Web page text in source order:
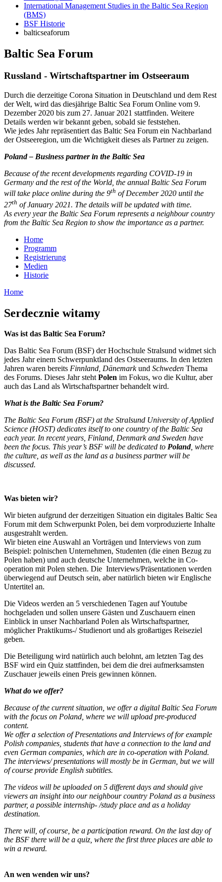
International Management Studies in the Baltic Sea Region
(BMS)
BSF Historie
balticseaforum
Bal­tic Sea Forum
Russ­land - Wirt­schafts­part­ner im Ost­see­raum
Durch die derzeitige Corona Situation in Deutschland und dem Rest
der Welt, wird das diesjährige Baltic Sea Forum Online vom 9.
Dezember 2020 bis zum 27. Januar 2021 stattfinden. Weitere
Details werden wir bekannt geben, sobald sie feststehen.
Wie jedes Jahr repräsentiert das Baltic Sea Forum ein Nachbarland
der Ostseeregion, um die Wichtigkeit dieses als Partner zu zeigen.
Poland – Business partner in the Baltic Sea
Because of the recent developments regarding COVID-19 in
Germany and the rest of the World, the annual Baltic Sea Forum
will take place online during the 9th of December 2020 until the
27th of January 2021. The details will be updated with time.
As every year the Baltic Sea Forum represents a neighbour country
from the Baltic Sea Region to show the importance as a partner.
Home
Programm
Registrierung
Medien
Historie
Home
Ser­decz­nie wit­a­my
Was ist das Baltic Sea Forum?
Das Baltic Sea Forum (BSF) der Hochschule Stralsund widmet sich
jedes Jahr einem Schwerpunktland des Ostseeraums. In den letzten
Jahren waren bereits Finnland, Dänemarkund Schweden Thema
des Forums. Dieses Jahr stehtPolen im Fokus, wo die Kultur, aber
auch das Land als Wirtschaftspartner behandelt wird.
What is the Baltic Sea Forum?
The Baltic Sea Forum (BSF) at the Stralsund University of Applied
Science (HOST) dedicates itself to one country of the Baltic Sea
each year. In recent years, Finland, Denmark and Sweden have
been the focus. This year’s BSF will be dedicated to Poland, where
the culture, as well as the land as a business partner will be
discussed.
Was bieten wir?
Wir bieten aufgrund der derzeitigen Situation ein digitales Baltic Sea
Forum mit dem Schwerpunkt Polen, bei dem vorproduzierte Inhalte
ausgestrahlt werden.
Wir bieten eine Auswahl an Vorträgen und Interviews von zum
Beispiel: polnischen Unternehmen, Studenten (die einen Bezug zu
Polen haben) und auch deutsche Unternehmen, welche in Co-
operation mit Polen stehen. Die Interviews/Präsentationen werden
überwiegend auf Deutsch sein, aber natürlich bieten wir Englische
Untertitel an.
Die Videos werden an 5 verschiedenen Tagen auf Youtube
hochgeladen und sollen unsere Gästen und Zuschauern einen
Einblick in unser Nachbarland Polen als Wirtschaftspartner,
möglicher Praktikums-/ Studienort und als großartiges Reiseziel
geben.
Die Beteiligung wird natürlich auch belohnt, am letzten Tag des
BSF wird ein Quiz stattfinden, bei dem die drei aufmerksamsten
Zuschauer jeweils einen Preis gewinnen können.
What do we offer?
Because of the current situation, we offer a digital Baltic Sea Forum
with the focus on Poland, where we will upload pre-produced
content.
We offer a selection of Presentations and Interviews of for example
Polish companies, students that have a connection to the land and
even German companies, which are in co-operation with Poland.
The interviews/ presentations will mostly be in German, but we will
of course provide English subtitles.
The videos will be uploaded on 5 different days and should give
viewers an insight into our neighbour country Poland as a business
partner, a possible internship- /study place and as a holiday
destination.
There will, of course, be a participation reward. On the last day of
the BSF there will be a quiz, where the first three places are able to
win a reward.
An wen wenden wir uns?